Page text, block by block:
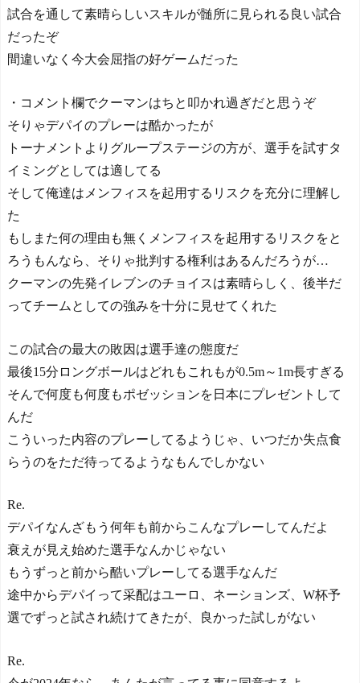
試合を通して素晴らしいスキルが髄所に見られる良い試合
だったぞ
間違いなく今大会屈指の好ゲームだった
・コメント欄でクーマンはちと叩かれ過ぎだと思うぞ
そりゃデパイのプレーは酷かったが
トーナメントよりグループステージの方が、選手を試すタ
イミングとしては適してる
そして俺達はメンフィスを起用するリスクを充分に理解し
た
もしまた何の理由も無くメンフィスを起用するリスクをと
ろうもんなら、そりゃ批判する権利はあるんだろうが…
クーマンの先発イレブンのチョイスは素晴らしく、後半だ
ってチームとしての強みを十分に見せてくれた
この試合の最大の敗因は選手達の態度だ
最後15分ロングボールはどれもこれもが0.5m～1m長すぎる
そんで何度も何度もポゼッションを日本にプレゼントして
んだ
こういった内容のプレーしてるようじゃ、いつだか失点食
らうのをただ待ってるようなもんでしかない
Re.
デパイなんざもう何年も前からこんなプレーしてんだよ
衰えが見え始めた選手なんかじゃない
もうずっと前から酷いプレーしてる選手なんだ
途中からデパイって采配はユーロ、ネーションズ、W杯予
選でずっと試され続けてきたが、良かった試しがない
Re.